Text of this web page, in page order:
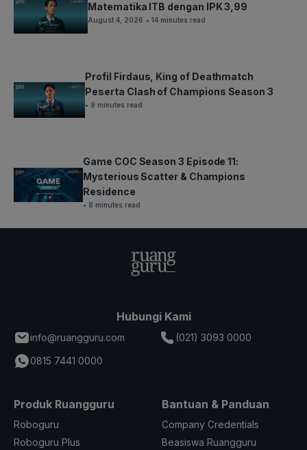
Matematika ITB dengan IPK 3,99
August 4, 2026 • 14 minutes read
Profil Firdaus, King of Deathmatch
Peserta Clash of Champions Season 3
• 9 minutes read
Game COC Season 3 Episode 11:
Mysterious Scatter & Champions
Residence
• 8 minutes read
Hubungi Kami
info@ruangguru.com
(021) 3093 0000
0815 7441 0000
Produk Ruangguru
Roboguru
Roboguru Plus
Bantuan & Panduan
Company Credentials
Beasiswa Ruangguru